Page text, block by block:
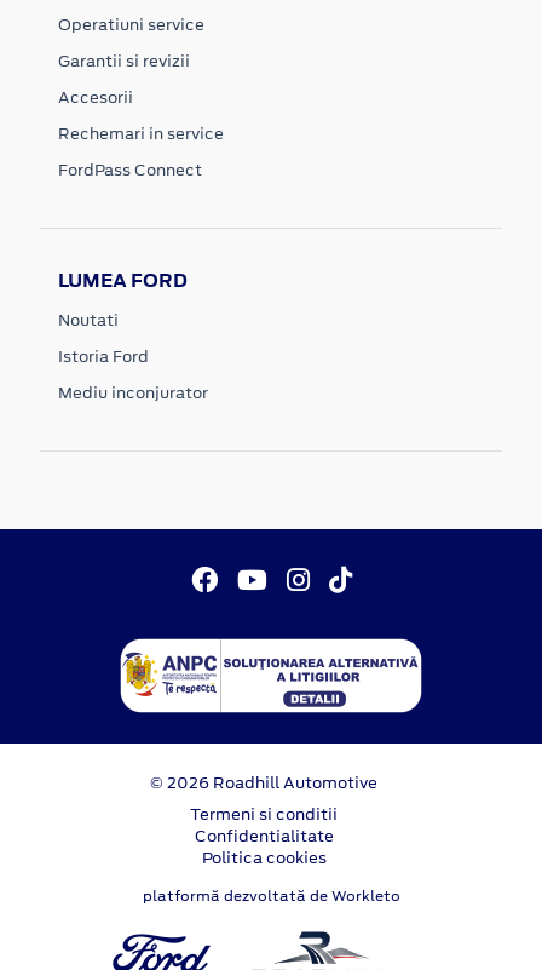
Operatiuni service
Garantii si revizii
Accesorii
Rechemari in service
FordPass Connect
LUMEA FORD
Noutati
Istoria Ford
Mediu inconjurator
© 2026 Roadhill Automotive
Termeni si conditii
Confidentialitate
Politica cookies
platformă dezvoltată de Workleto